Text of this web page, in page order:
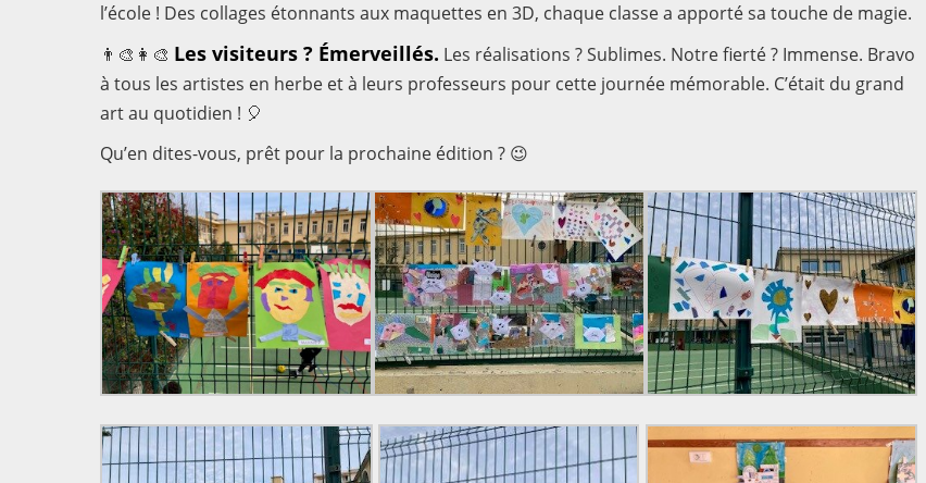
l’école ! Des collages étonnants aux maquettes en 3D, chaque classe a apporté sa touche de magie.
👨‍🎨👩‍🎨 Les visiteurs ? Émerveillés. Les réalisations ? Sublimes. Notre fierté ? Immense. Bravo
à tous les artistes en herbe et à leurs professeurs pour cette journée mémorable. C’était du grand
art au quotidien ! 🎈
Qu’en dites-vous, prêt pour la prochaine édition ? 😉